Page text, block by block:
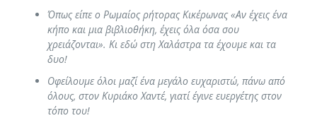
Όπως είπε ο Ρωμαίος ρήτορας Κικέρωνας «Αν έχεις ένα
κήπο και μια βιβλιοθήκη, έχεις όλα όσα σου
χρειάζονται». Κι εδώ στη Χαλάστρα τα έχουμε και τα
δυο!
Οφείλουμε όλοι μαζί ένα μεγάλο ευχαριστώ, πάνω από
όλους, στον Κυριάκο Χαντέ, γιατί έγινε ευεργέτης στον
τόπο του!